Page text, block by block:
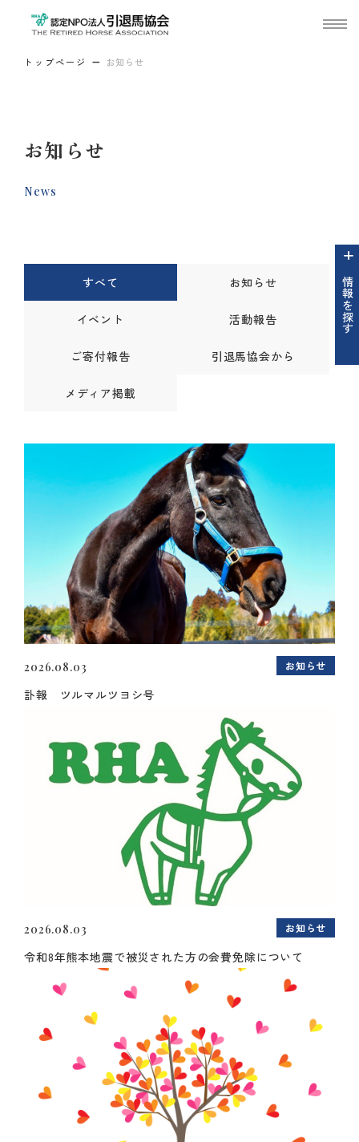
トップページ お知らせ
お知らせ
News
情報を探す
すべて お知らせ
イベント 活動報告
ご寄付報告 引退馬協会から
メディア掲載
2026.08.03 お知らせ
訃報 ツルマルツヨシ号
2026.08.03 お知らせ
令和8年熊本地震で被災された方の会費免除について